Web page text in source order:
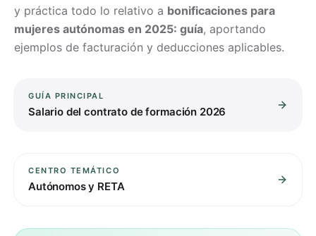
y práctica todo lo relativo a bonificaciones para
mujeres autónomas en 2025: guía, aportando
ejemplos de facturación y deducciones aplicables.
GUÍA PRINCIPAL
Salario del contrato de formación 2026
CENTRO TEMÁTICO
Autónomos y RETA